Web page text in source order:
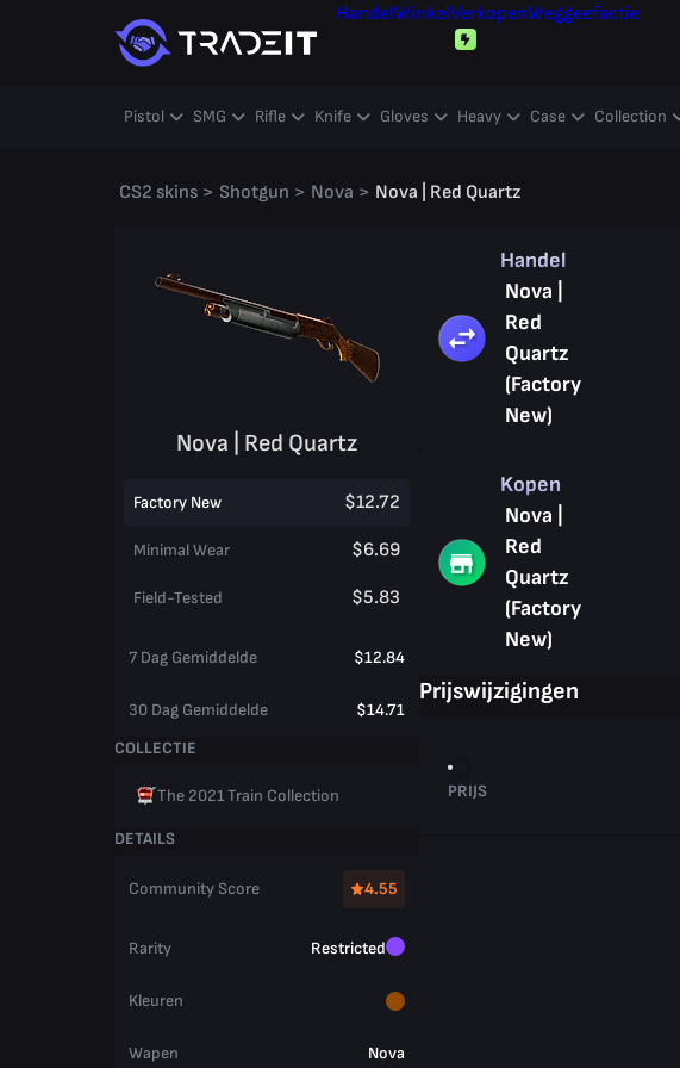
HandelWinkelVerkopenWeggeefactie
Pistol SMG Rifle Knife Gloves Heavy Case Collection
CS2 skins > Shotgun > Nova > Nova | Red Quartz
Nova | Red Quartz
Factory New $12.72
Minimal Wear $6.69
Field-Tested $5.83
7 Dag Gemiddelde $12.84
30 Dag Gemiddelde
$14.71
COLLECTIE
The 2021 Train Collection
DETAILS
Community Score 4.55
Rarity Restricted
Kleuren
Wapen Nova
Handel
Nova |
Red
Quartz
(Factory
New)
Kopen
Nova |
Red
Quartz
(Factory
New)
Prijswijzigingen
PRIJS